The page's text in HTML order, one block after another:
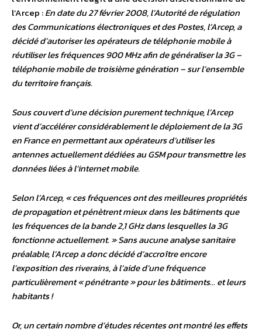
l’Arcep :En date du 27 février 2008, l’Autorité de régulation
des Communications électroniques et des Postes, l’Arcep, a
décidé d’autoriser les opérateurs de téléphonie mobile à
réutiliser les fréquences 900 MHz afin de généraliser la 3G –
téléphonie mobile de troisième génération – sur l’ensemble
du territoire français.
Sous couvert d’une décision purement technique, l’Arcep
vient d’accélérer considérablement le déploiement de la 3G
en France en permettant aux opérateurs d’utiliser les
antennes actuellement dédiées au GSM pour transmettre les
données liées à l’internet mobile.
Selon l’Arcep, « ces fréquences ont des meilleures propriétés
de propagation et pénètrent mieux dans les bâtiments que
les fréquences de la bande 2,1 GHz dans lesquelles la 3G
fonctionne actuellement. » Sans aucune analyse sanitaire
préalable, l’Arcep a donc décidé d’accroître encore
l’exposition des riverains, à l’aide d’une fréquence
particulièrement « pénétrante » pour les bâtiments… et leurs
habitants !
Or, un certain nombre d’études récentes ont montré les effets